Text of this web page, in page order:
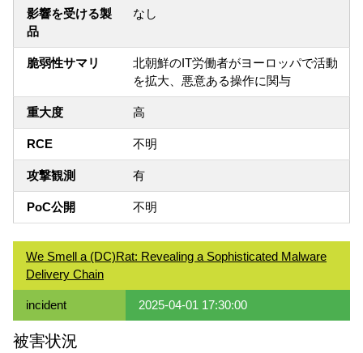
影響を受ける製
品
なし
脆弱性サマリ
北朝鮮のIT労働者がヨーロッパで活動
を拡大、悪意ある操作に関与
重大度 高
RCE 不明
攻撃観測 有
PoC公開 不明
We Smell a (DC)Rat: Revealing a Sophisticated Malware
Delivery Chain
incident 2025-04-01 17:30:00
被害状況